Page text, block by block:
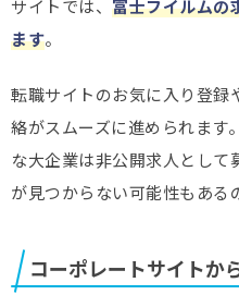
サイトでは、 富士フイルムの
ます。
転職サイトのお気に入り登録
絡がスムーズに進められます
な大企業は非公開求人とし
が見つからない可能性もある
コーポレートサイトか